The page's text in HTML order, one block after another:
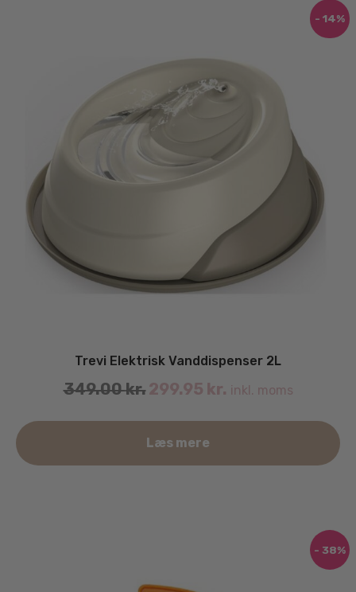
- 14%
Trevi Elektrisk Vanddispenser 2L
349.00kr. Original
was:
349.00 kr..
299.95 kr. Current
is:
inkl. moms
Læs mere
- 38%